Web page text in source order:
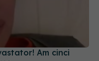
Am cinci